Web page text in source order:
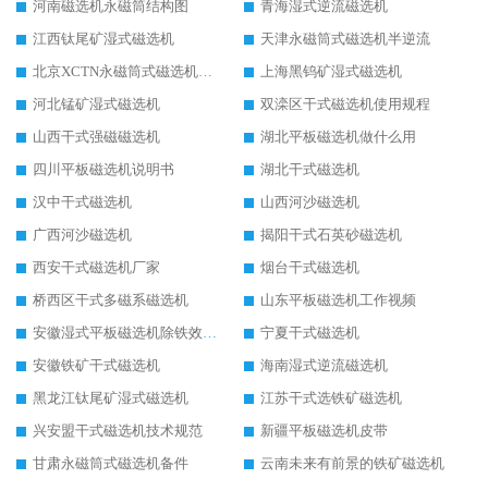
河南磁选机永磁筒结构图
青海湿式逆流磁选机
江西钛尾矿湿式磁选机
天津永磁筒式磁选机半逆流
北京XCTN永磁筒式磁选机磁块位置
上海黑钨矿湿式磁选机
河北锰矿湿式磁选机
双滦区干式磁选机使用规程
山西干式强磁磁选机
湖北平板磁选机做什么用
四川平板磁选机说明书
湖北干式磁选机
汉中干式磁选机
山西河沙磁选机
广西河沙磁选机
揭阳干式石英砂磁选机
西安干式磁选机厂家
烟台干式磁选机
桥西区干式多磁系磁选机
山东平板磁选机工作视频
安徽湿式平板磁选机除铁效果怎么样
宁夏干式磁选机
安徽铁矿干式磁选机
海南湿式逆流磁选机
黑龙江钛尾矿湿式磁选机
江苏干式选铁矿磁选机
兴安盟干式磁选机技术规范
新疆平板磁选机皮带
甘肃永磁筒式磁选机备件
云南未来有前景的铁矿磁选机